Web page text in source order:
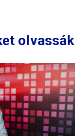
olvassák